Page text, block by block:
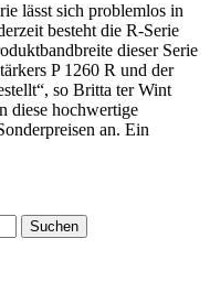
lässt sich problemlos in
besteht die R-Serie
dieser Serie
P 1260 R und der
so Britta ter Wint
diese hochwertige
an. Ein